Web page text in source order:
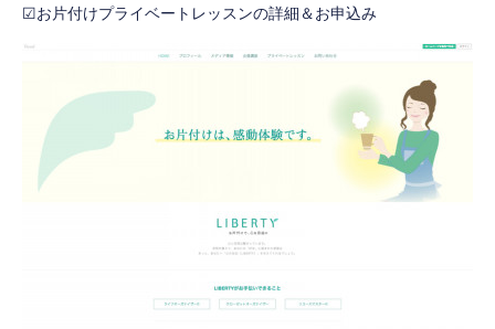
☑お片付けプライベートレッスンの詳細＆お申込み